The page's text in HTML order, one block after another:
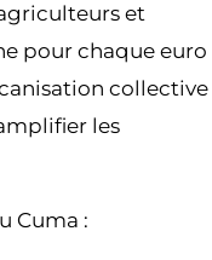
et
pour chaque euro
collective
les
Cuma :